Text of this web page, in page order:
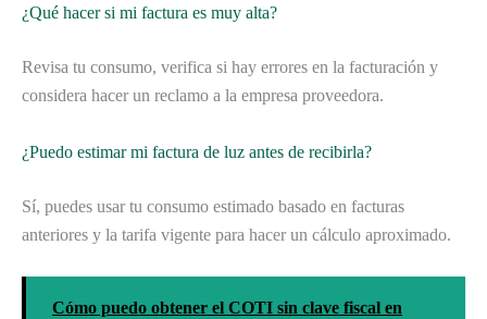
¿Qué hacer si mi factura es muy alta?
Revisa tu consumo, verifica si hay errores en la facturación y
considera hacer un reclamo a la empresa proveedora.
¿Puedo estimar mi factura de luz antes de recibirla?
Sí, puedes usar tu consumo estimado basado en facturas
anteriores y la tarifa vigente para hacer un cálculo aproximado.
Cómo puedo obtener el COTI sin clave fiscal en